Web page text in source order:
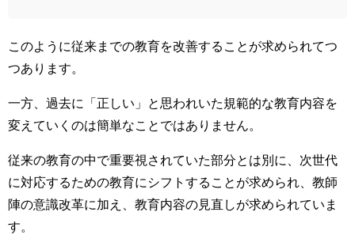
このように従来までの教育を改善することが求められてつ
つあります。
一方、過去に「正しい」と思われいた規範的な教育内容を
変えていくのは簡単なことではありません。
従来の教育の中で重要視されていた部分とは別に、次世代
に対応するための教育にシフトすることが求められ、教師
陣の意識改革に加え、教育内容の見直しが求められていま
す。